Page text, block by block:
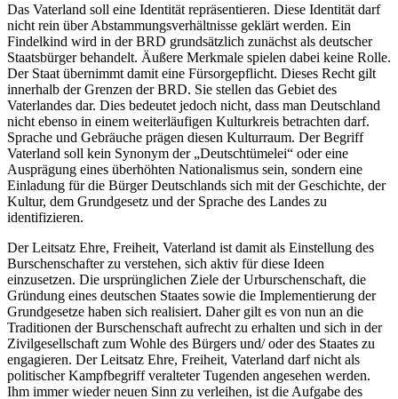
Das Vaterland soll eine Identität repräsentieren. Diese Identität darf
nicht rein über Abstammungsverhältnisse geklärt werden. Ein
Findelkind wird in der BRD grundsätzlich zunächst als deutscher
Staatsbürger behandelt. Äußere Merkmale spielen dabei keine Rolle.
Der Staat übernimmt damit eine Fürsorgepflicht. Dieses Recht gilt
innerhalb der Grenzen der BRD. Sie stellen das Gebiet des
Vaterlandes dar. Dies bedeutet jedoch nicht, dass man Deutschland
nicht ebenso in einem weiterläufigen Kulturkreis betrachten darf.
Sprache und Gebräuche prägen diesen Kulturraum. Der Begriff
Vaterland soll kein Synonym der „Deutschtümelei“ oder eine
Ausprägung eines überhöhten Nationalismus sein, sondern eine
Einladung für die Bürger Deutschlands sich mit der Geschichte, der
Kultur, dem Grundgesetz und der Sprache des Landes zu
identifizieren.
Der Leitsatz Ehre, Freiheit, Vaterland ist damit als Einstellung des
Burschenschafter zu verstehen, sich aktiv für diese Ideen
einzusetzen. Die ursprünglichen Ziele der Urburschenschaft, die
Gründung eines deutschen Staates sowie die Implementierung der
Grundgesetze haben sich realisiert. Daher gilt es von nun an die
Traditionen der Burschenschaft aufrecht zu erhalten und sich in der
Zivilgesellschaft zum Wohle des Bürgers und/ oder des Staates zu
engagieren. Der Leitsatz Ehre, Freiheit, Vaterland darf nicht als
politischer Kampfbegriff veralteter Tugenden angesehen werden.
Ihm immer wieder neuen Sinn zu verleihen, ist die Aufgabe des